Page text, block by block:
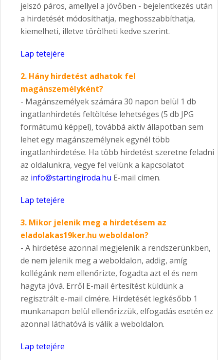
jelszó páros, amellyel a jövőben - bejelentkezés után
a hirdetését módosíthatja, meghosszabbíthatja,
kiemelheti, illetve törölheti kedve szerint.
Lap tetejére
2. Hány hirdetést adhatok fel
magánszemélyként?
- Magánszemélyek számára 30 napon belül 1 db
ingatlanhirdetés feltöltése lehetséges (5 db JPG
formátumú képpel), továbbá aktív állapotban sem
lehet egy magánszemélynek egynél több
ingatlanhirdetése. Ha több hirdetést szeretne feladni
az oldalunkra, vegye fel velünk a kapcsolatot
az info@startingiroda.hu E-mail címen.
Lap tetejére
3. Mikor jelenik meg a hirdetésem az
eladolakas19ker.hu weboldalon?
- A hirdetése azonnal megjelenik a rendszerünkben,
de nem jelenik meg a weboldalon, addig, amíg
kollégánk nem ellenőrizte, fogadta azt el és nem
hagyta jóvá. Erről E-mail értesítést küldünk a
regisztrált e-mail címére. Hirdetését legkésőbb 1
munkanapon belül ellenőrizzük, elfogadás esetén ez
azonnal láthatóvá is válik a weboldalon.
Lap tetejére